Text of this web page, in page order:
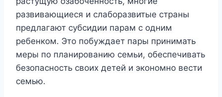
развивающиеся и слаборазвитые страны
предлагают субсидии парам с одним
ребенком. Это побуждает пары принимать
меры по планированию семьи, обеспечивать
безопасность своих детей и экономно вести
семью.